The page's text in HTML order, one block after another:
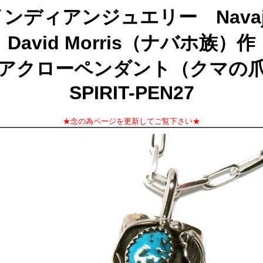
ンディアンジュエリー
David Morris（ナバホ族）作
クローペンダント（クマの
SPIRIT-PEN27
★念の為ページを更新してご覧下さい★